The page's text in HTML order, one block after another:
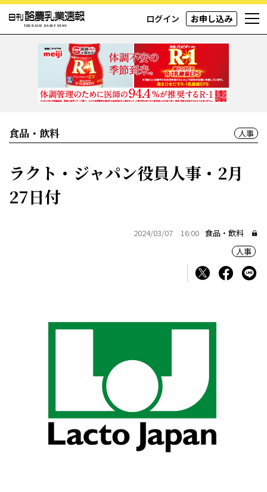
ログイン お申し込み
食品・飲料 人事
ラクト・ジャパン役員人事・2月
27日付
2024/03/07 16:00 食品・飲料
人事